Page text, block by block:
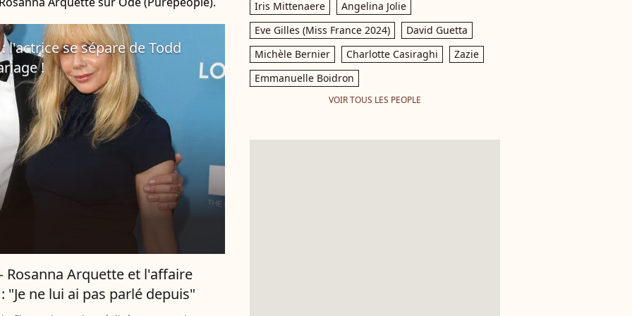
l'actrice se sépare de Todd
!
Rosanna Arquette et l'affaire
"Je ne lui ai pas parlé depuis"
Iris Mittenaere
Angelina Jolie
Eve Gilles (Miss France 2024)
David Guetta
Michèle Bernier
Charlotte Casiraghi
Zazie
Emmanuelle Boidron
VOIR TOUS LES PEOPLE